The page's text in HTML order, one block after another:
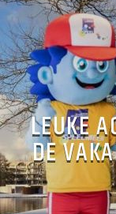
LEUKE
DE